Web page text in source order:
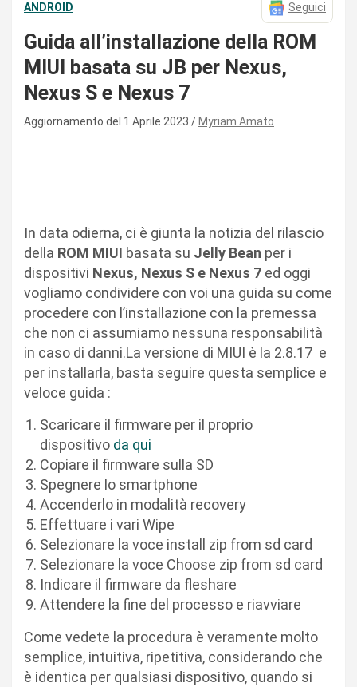
ANDROID Seguici
Guida all’installazione della ROM
MIUI basata su JB per Nexus,
Nexus S e Nexus 7
Aggiornamento del 1 Aprile 2023 Myriam Amato
In data odierna, ci è giunta la notizia del rilascio
della ROM MIUI basata su Jelly Bean per i
dispositivi Nexus, Nexus S e Nexus 7 ed oggi
vogliamo condividere con voi una guida su come
procedere con l’installazione con la premessa
che non ci assumiamo nessuna responsabilità
in caso di danni.La versione di MIUI è la 2.8.17 e
per installarla, basta seguire questa semplice e
veloce guida :
Scaricare il firmware per il proprio
dispositivo da qui
Copiare il firmware sulla SD
Spegnere lo smartphone
Accenderlo in modalità recovery
Effettuare i vari Wipe
Selezionare la voce install zip from sd card
Selezionare la voce Choose zip from sd card
Indicare il firmware da fleshare
Attendere la fine del processo e riavviare
Come vedete la procedura è veramente molto
semplice, intuitiva, ripetitiva, considerando che
è identica per qualsiasi dispositivo, quando si